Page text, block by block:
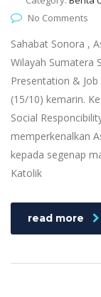
No Comments
Sahabat Sonora ,
Wilayah Sumatera
Presentation &
(15/10) kemarin.
Social
memperkenalkan
kepada segenap
Katolik
read more